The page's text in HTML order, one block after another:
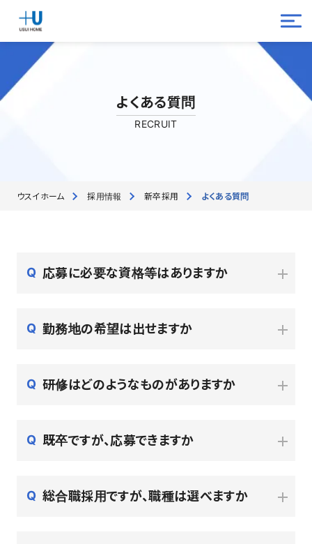
よくある質問
RECRUIT
ウスイホーム 採用情報 新卒採用 よくある質問
応募に必要な資格等はありますか
勤務地の希望は出せますか
研修はどのようなものがありますか
既卒ですが、応募できますか
総合職採用ですが、職種は選べますか